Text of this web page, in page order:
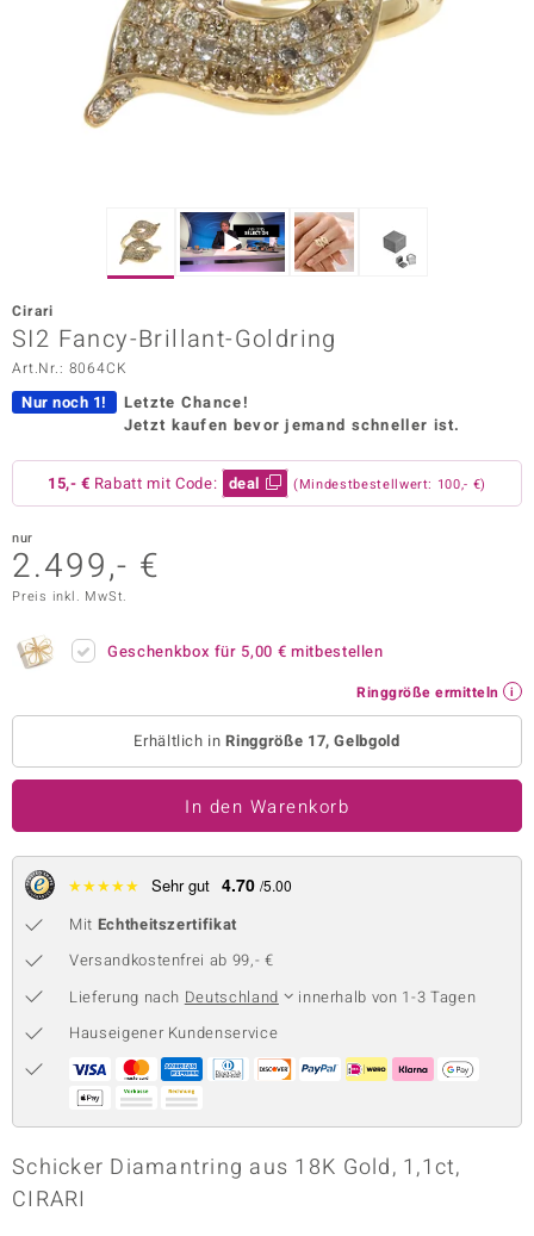
Vogue
Paraíso
Collection
BY DE MELO
Collection
Classics
Cirari
SI2 Fancy-Brillant-Goldring
Art.Nr.: 8064CK
Nur noch 1!
Letzte Chance!
Jetzt kaufen bevor jemand schneller ist.
15,- € Rabatt mit Code: deal (Mindestbestellwert: 100,- €)
nur
2.499,- €
Preis inkl. MwSt.
Geschenkbox für 5,00 € mitbestellen
Ringgröße ermitteln
Erhältlich inRinggröße 17, Gelbgold
In den Warenkorb
★★★★★ Sehr gut 4.70 /5.00
Mit Echtheitszertifikat
Versandkostenfrei ab 99,- €
Lieferung nach Deutschland
innerhalb von 1-3 Tagen
Hauseigener Kundenservice
Schicker Diamantring aus 18K Gold, 1,1ct,
CIRARI